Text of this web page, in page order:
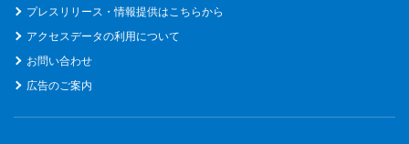
プレスリリース・情報提供はこちらから
アクセスデータの利用について
お問い合わせ
広告のご案内